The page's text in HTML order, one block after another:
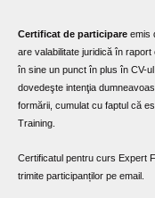
Certificat de participare emis
are valabilitate juridică în
în sine un punct în plus în CV-
dovedeşte intenţia
formării, cumulat cu faptul că
Training.
Certificatul pentru curs Expert
trimite participanților pe email.